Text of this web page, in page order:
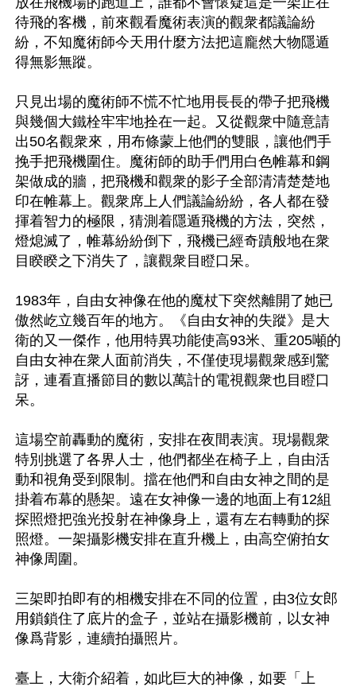
待飛的客機，前來觀看魔術表演的觀衆都議論紛
紛，不知魔術師今天用什麼方法把這龐然大物隱遁
得無影無蹤。
只見出場的魔術師不慌不忙地用長長的帶子把飛機
與幾個大鐵栓牢牢地拴在一起。又從觀衆中隨意請
出50名觀衆來，用布條蒙上他們的雙眼，讓他們手
挽手把飛機圍住。魔術師的助手們用白色帷幕和鋼
架做成的牆，把飛機和觀衆的影子全部清清楚楚地
印在帷幕上。觀衆席上人們議論紛紛，各人都在發
揮着智力的極限，猜測着隱遁飛機的方法，突然，
燈熄滅了，帷幕紛紛倒下，飛機已經奇蹟般地在衆
目睽睽之下消失了，讓觀衆目瞪口呆。
1983年，自由女神像在他的魔杖下突然離開了她已
傲然屹立幾百年的地方。《自由女神的失蹤》是大
衛的又一傑作，他用特異功能使高93米、重205噸的
自由女神在衆人面前消失，不僅使現場觀衆感到驚
訝，連看直播節目的數以萬計的電視觀衆也目瞪口
呆。
這場空前轟動的魔術，安排在夜間表演。現場觀衆
特別挑選了各界人士，他們都坐在椅子上，自由活
動和視角受到限制。擋在他們和自由女神之間的是
掛着布幕的懸架。遠在女神像一邊的地面上有12組
探照燈把強光投射在神像身上，還有左右轉動的探
照燈。一架攝影機安排在直升機上，由高空俯拍女
神像周圍。
三架即拍即有的相機安排在不同的位置，由3位女郎
用鎖鎖住了底片的盒子，並站在攝影機前，以女神
像爲背影，連續拍攝照片。
臺上，大衛介紹着，如此巨大的神像，如要「上